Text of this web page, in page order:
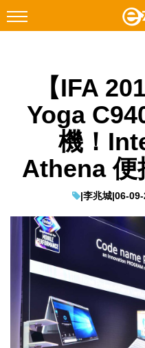
Facebook Instagram
科技焦點
遊戲動漫
EduTech
IT Times
生成式AI與雲端應用
Enterprise Digital
特集
【IFA
Yoga
機！
Athena 便
|李兆城|06-